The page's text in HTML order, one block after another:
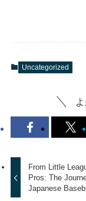
Uncategorized
From Little
Pros: The
Japanese